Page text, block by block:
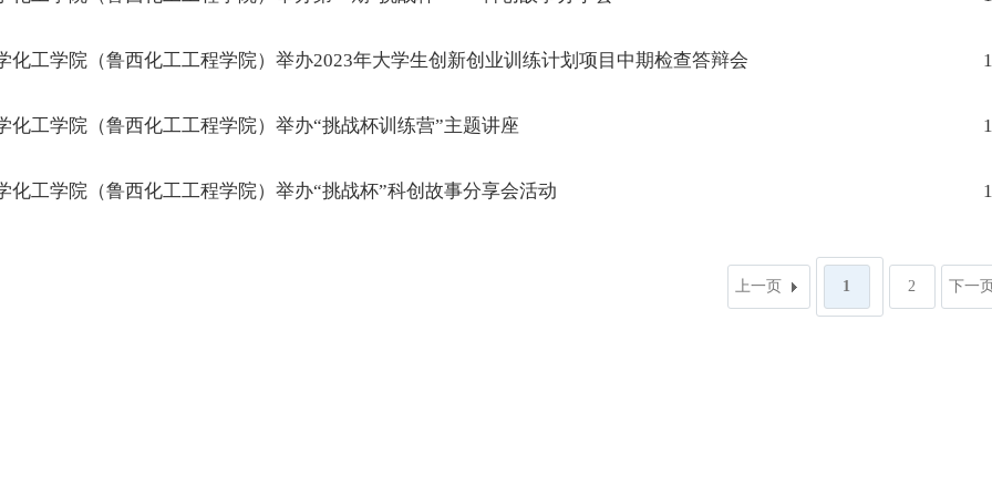
化工学院（鲁西化工工程学院）举办2023年大学生创新创业训练计划项目中期检查答辩会
化工学院（鲁西化工工程学院）举办“挑战杯训练营”主题讲座
化工学院（鲁西化工工程学院）举办“挑战杯”科创故事分享会活动
上一页 1 2 下一